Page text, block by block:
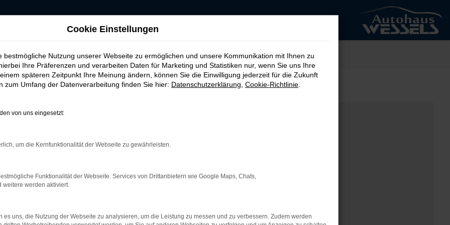
AUTOHAUS
Error
können:
deine Internetverbindung.
Beispiel deine Suchmaschine?
Cookie Einstellungen
bestmögliche Nutzung unserer Webseite zu ermöglichen und unsere Kommunikation mit Ihnen zu
Ihre Präferenzen und verarbeiten Daten für Marketing und Statistiken nur, wenn Sie uns Ihre
späteren Zeitpunkt Ihre Meinung ändern, können Sie die Einwilligung jederzeit für die Zukunft
zum Umfang der Datenverarbeitung finden Sie hier: Datenschutzerklärung Cookie-Richtlinie
von uns eingesetzt:
um die Kernfunktionalität der Webseite zu gewährleisten.
Funktionalität der Webseite. Services von Drittanbietern wie Google Maps, Chats,
weitere werden aktiviert.
es uns, die Nutzung der Webseite zu analysieren, um die Leistung zu messen und zu verbessern. Zudem werden